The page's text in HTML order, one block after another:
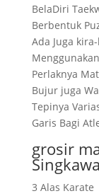
BelaDiri
Berbentuk
Ada Juga
Perlaknya
Bujur juga
Tepinya
Garis Bagi
grosir
3 Alas Karate